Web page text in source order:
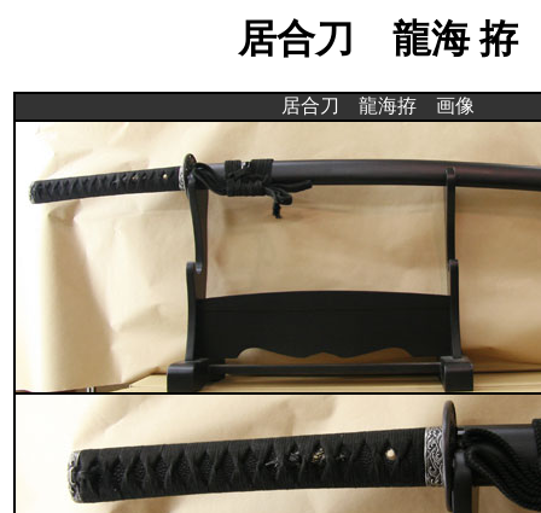
居合刀 龍海 拵
居合刀 龍海拵 画像